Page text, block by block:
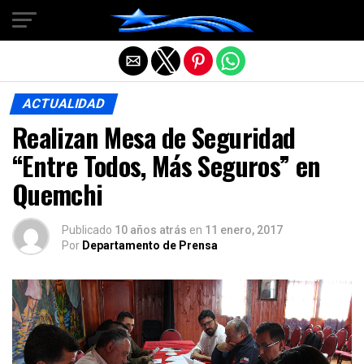
ACTUALIDAD
Realizan Mesa de Seguridad
“Entre Todos, Más Seguros” en
Quemchi
Publicado 10 años atrás en 11 enero, 2017
Por Departamento de Prensa
Salir de la versión móvil